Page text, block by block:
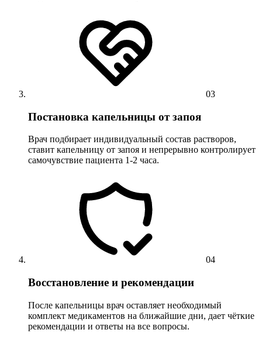
03
Постановка капельницы от запоя
Врач подбирает индивидуальный состав растворов,
ставит капельницу от запоя и непрерывно контролирует
самочувствие пациента 1-2 часа.
04
Восстановление и рекомендации
После капельницы врач оставляет необходимый
комплект медикаментов на ближайшие дни, дает чёткие
рекомендации и ответы на все вопросы.